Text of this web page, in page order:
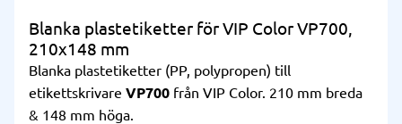
Blanka plastetiketter för VIP Color VP700,
210x148 mm
Blanka plastetiketter (PP, polypropen) till
etikettskrivare VP700 från VIP Color. 210 mm breda
& 148 mm höga.